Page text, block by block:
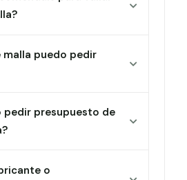
malla puedo pedir
pedir presupuesto de
o